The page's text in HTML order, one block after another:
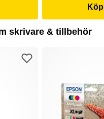
Köp
skrivare & tillbehör